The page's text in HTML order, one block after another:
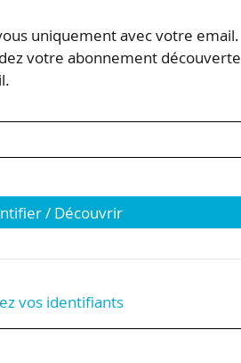
uniquement avec votre email.
votre abonnement découverte
/ Découvrir
vos identifiants